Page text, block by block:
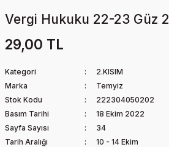
Vergi Hukuku 22-23 Güz 2
29,00 TL
Kategori
2.KISIM
Marka
Temyiz
Stok Kodu
222304050202
Basım Tarihi
18 Ekim 2022
Sayfa Sayısı
34
Tarih Aralığı
10 - 14 Ekim